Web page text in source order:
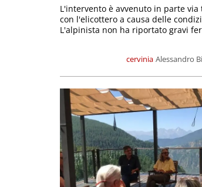
cervinia Alessandro
L'intervento è avvenuto in parte
con l'elicottero a causa delle
L'alpinista non ha riportato gravi